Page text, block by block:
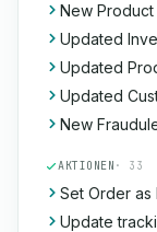
New Product
Updated
Updated
Updated
New
AKTIONEN · 33
Set Order as
Update